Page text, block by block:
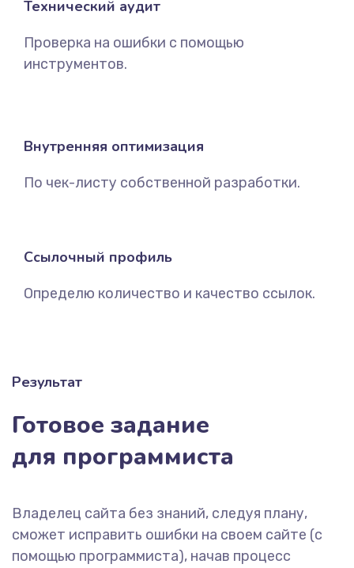
Технический аудит
Проверка на ошибки с помощью
инструментов.
Внутренняя оптимизация
По чек-листу собственной разработки.
Ссылочный профиль
Определю количество и качество ссылок.
Результат
Готовое задание
для программиста
Владелец сайта без знаний, следуя плану,
сможет исправить ошибки на своем сайте (с
помощью программиста), начав процесс